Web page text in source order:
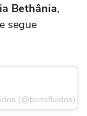
Bethânia,
segue
(@bonsfluidos)